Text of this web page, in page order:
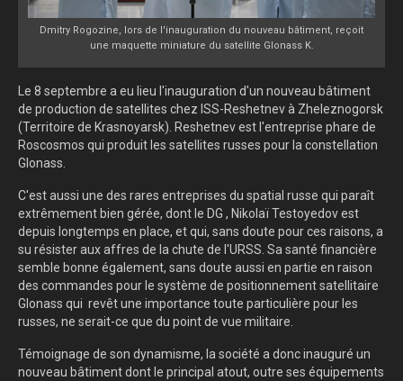
Dmitry Rogozine, lors de l'inauguration du nouveau bâtiment, reçoit
une maquette miniature du satellite Glonass K.
Le 8 septembre a eu lieu l'inauguration d'un nouveau bâtiment
de production de satellites chez ISS-Reshetnev à Zheleznogorsk
(Territoire de Krasnoyarsk). Reshetnev est l'entreprise phare de
Roscosmos qui produit les satellites russes pour la constellation
Glonass.
C'est aussi une des rares entreprises du spatial russe qui paraît
extrêmement bien gérée, dont le DG , Nikolaï Testoyedov est
depuis longtemps en place, et qui, sans doute pour ces raisons, a
su résister aux affres de la chute de l'URSS. Sa santé financière
semble bonne également, sans doute aussi en partie en raison
des commandes pour le système de positionnement satellitaire
Glonass qui revêt une importance toute particulière pour les
russes, ne serait-ce que du point de vue militaire.
Témoignage de son dynamisme, la société a donc inauguré un
nouveau bâtiment dont le principal atout, outre ses équipements